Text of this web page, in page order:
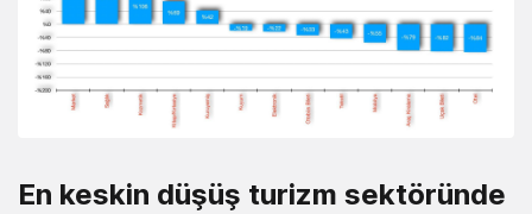
En keskin düşüş turizm sektöründe